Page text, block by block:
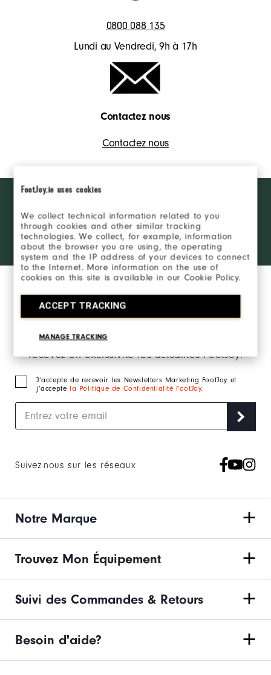
FootJoy.ie uses cookies
We collect technical information related to you
through cookies and other similar tracking
technologies. We collect, for example, information
about the browser you are using, the operating
system and the IP address of your devices to connect
to the Internet. More information on the use of
cookies on this site is available in our Cookie Policy.
ACCEPT TRACKING
MANAGE TRACKING
0800 088 135
Lundi au Vendredi, 9h à 17h
Contactez nous
Contactez nous
access and
exclusive
products?
Learn More
INSIDER
SE CONNECTER
Inscrivez-vous à notre newsletter marketing et
recevez en exclusivité les actualités FootJoy.
J‘accepte de recevoir les Newsletters Marketing FootJoy et
j’accepte la Politique de Confidentialité FootJoy.
Suivez-nous sur les réseaux
Notre Marque
Trouvez Mon Équipement
Suivi des Commandes & Retours
Besoin d'aide?